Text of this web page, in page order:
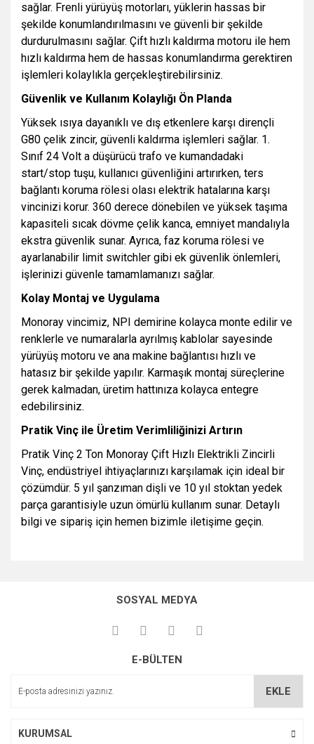
sağlar. Frenli yürüyüş motorları, yüklerin hassas bir
şekilde konumlandırılmasını ve güvenli bir şekilde
durdurulmasını sağlar. Çift hızlı kaldırma motoru ile hem
hızlı kaldırma hem de hassas konumlandırma gerektiren
işlemleri kolaylıkla gerçekleştirebilirsiniz.
Güvenlik ve Kullanım Kolaylığı Ön Planda
Yüksek ısıya dayanıklı ve dış etkenlere karşı dirençli
G80 çelik zincir, güvenli kaldırma işlemleri sağlar. 1.
Sınıf 24 Volt a düşürücü trafo ve kumandadaki
start/stop tuşu, kullanıcı güvenliğini artırırken, ters
bağlantı koruma rölesi olası elektrik hatalarına karşı
vincinizi korur. 360 derece dönebilen ve yüksek taşıma
kapasiteli sıcak dövme çelik kanca, emniyet mandalıyla
ekstra güvenlik sunar. Ayrıca, faz koruma rölesi ve
ayarlanabilir limit switchler gibi ek güvenlik önlemleri,
işlerinizi güvenle tamamlamanızı sağlar.
Kolay Montaj ve Uygulama
Monoray vincimiz, NPI demirine kolayca monte edilir ve
renklerle ve numaralarla ayrılmış kablolar sayesinde
yürüyüş motoru ve ana makine bağlantısı hızlı ve
hatasız bir şekilde yapılır. Karmaşık montaj süreçlerine
gerek kalmadan, üretim hattınıza kolayca entegre
edebilirsiniz.
Pratik Vinç ile Üretim Verimliliğinizi Artırın
Pratik Vinç 2 Ton Monoray Çift Hızlı Elektrikli Zincirli
Vinç, endüstriyel ihtiyaçlarınızı karşılamak için ideal bir
çözümdür. 5 yıl şanzıman dişli ve 10 yıl stoktan yedek
parça garantisiyle uzun ömürlü kullanım sunar. Detaylı
bilgi ve sipariş için hemen bizimle iletişime geçin.
kullanarak tarafımıza iletebilirsiniz.
Görüş ve önerileriniz için teşekkür ederiz.
Ürün açıklamasında eksik bilgiler bulunuyor.
SOSYAL MEDYA
E-BÜLTEN
EKLE
KURUMSAL